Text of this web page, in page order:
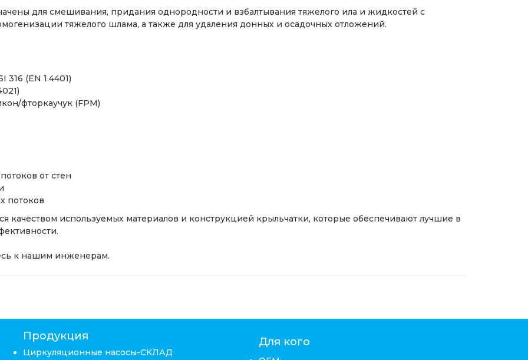
для смешивания, придания однородности и взбалтывания тяжелого ила и жидкостей с
тяжелого шлама, а также для удаления донных и осадочных отложений.
(EN 1.4401)
фторкаучук (FPM)
от стен
потоков
качеством используемых материалов и конструкцией крыльчатки, которые обеспечивают лучшие в
к нашим инженерам.
Продукция
Циркуляционные насосы-СКЛАД
Для кого